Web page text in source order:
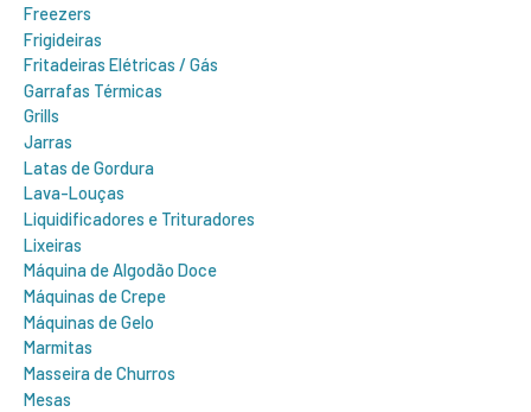
Freezers
Frigideiras
Fritadeiras Elétricas / Gás
Garrafas Térmicas
Grills
Jarras
Latas de Gordura
Lava-Louças
Liquidificadores e Trituradores
Lixeiras
Máquina de Algodão Doce
Máquinas de Crepe
Máquinas de Gelo
Marmitas
Masseira de Churros
Mesas